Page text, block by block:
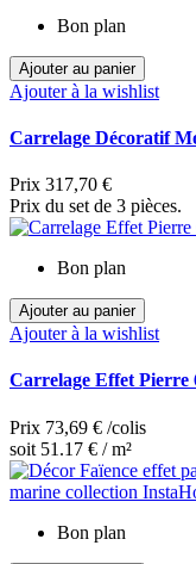
Bon plan
Ajouter au panier
Ajouter à la wishlist
Carrelage Décoratif
Prix 317,70 €
Prix du set de 3 pièces.
Bon plan
Ajouter au panier
Ajouter à la wishlist
Carrelage Effet Pierre
Prix 73,69 € /colis
soit 51.17 € / m²
Bon plan